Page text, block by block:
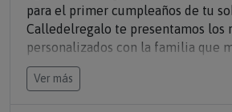
para el primer cumpleaños de tu
Calledelregalo te presentamos los
personalizados con la familia que
avatares: Playmobil, Monster, Best
divertidas!
Ver más